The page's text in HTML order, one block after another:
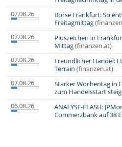
07.08.26
Börse Frankfurt: So
Freitagmittag
07.08.26
Pluszeichen in
Mittag(finanzen.at)
07.08.26
Freundlicher Handel:
Terrain (finanzen.at)
07.08.26
Starker Wochentag in
zum Handelsstart
06.08.26
ANALYSE-FLASH:
Commerzbank auf 38